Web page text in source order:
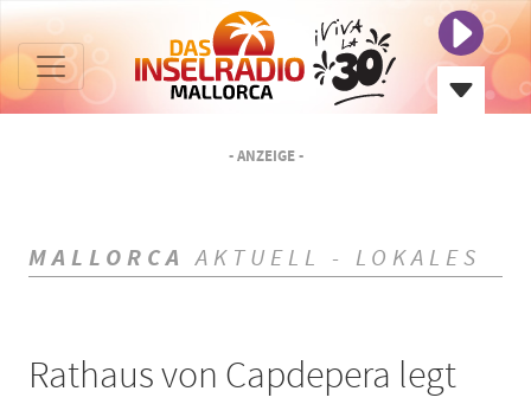
- ANZEIGE -
MALLORCA AKTUELL - LOKALES
Rathaus von Capdepera legt